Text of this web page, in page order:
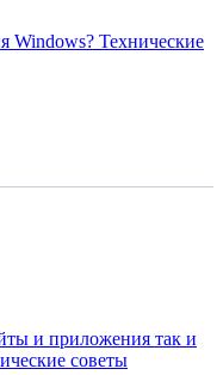
Windows? Технические
и приложения так и
советы